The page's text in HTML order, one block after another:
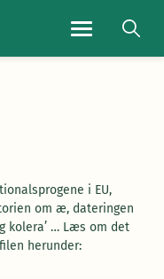
i EU,
om æ, dateringen
kolera’ … Læs om det
herunder: